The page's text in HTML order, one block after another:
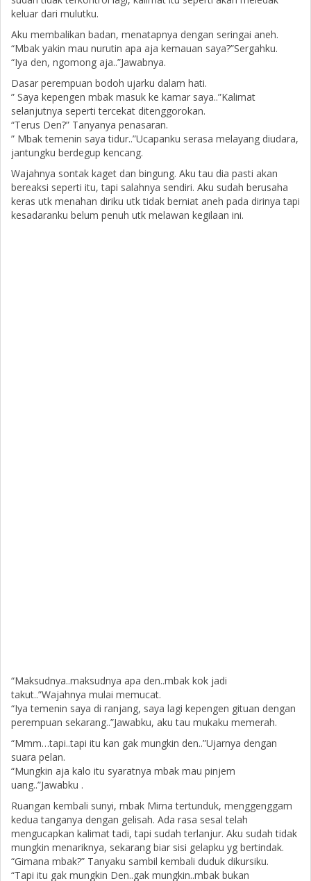
keluar dari mulutku.
Aku membalikan badan, menatapnya dengan seringai aneh.
“Mbak yakin mau nurutin apa aja kemauan saya?”Sergahku.
“Iya den, ngomong aja..”Jawabnya.
Dasar perempuan bodoh ujarku dalam hati.
” Saya kepengen mbak masuk ke kamar saya..”Kalimat
selanjutnya seperti tercekat ditenggorokan.
“Terus Den?” Tanyanya penasaran.
” Mbak temenin saya tidur..”Ucapanku serasa melayang diudara,
jantungku berdegup kencang.
Wajahnya sontak kaget dan bingung. Aku tau dia pasti akan
bereaksi seperti itu, tapi salahnya sendiri. Aku sudah berusaha
keras utk menahan diriku utk tidak berniat aneh pada dirinya tapi
kesadaranku belum penuh utk melawan kegilaan ini.
“Maksudnya..maksudnya apa den..mbak kok jadi
takut..”Wajahnya mulai memucat.
“Iya temenin saya di ranjang, saya lagi kepengen gituan dengan
perempuan sekarang..”Jawabku, aku tau mukaku memerah.
“Mmm…tapi..tapi itu kan gak mungkin den..”Ujarnya dengan
suara pelan.
“Mungkin aja kalo itu syaratnya mbak mau pinjem
uang..”Jawabku .
Ruangan kembali sunyi, mbak Mirna tertunduk, menggenggam
kedua tanganya dengan gelisah. Ada rasa sesal telah
mengucapkan kalimat tadi, tapi sudah terlanjur. Aku sudah tidak
mungkin menariknya, sekarang biar sisi gelapku yg bertindak.
“Gimana mbak?” Tanyaku sambil kembali duduk dikursiku.
“Tapi itu gak mungkin Den..gak mungkin..mbak bukan